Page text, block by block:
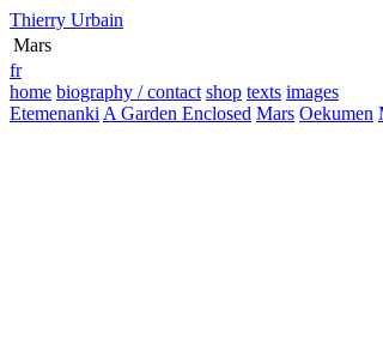
Thierry Urbain
Mars
fr
home biography / contact shop texts images
Etemenanki A Garden Enclosed Mars Oekumen